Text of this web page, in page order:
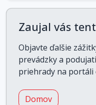
Zaujal vás
Objavte ďalšie
prevádzky a
priehrady na portáli
Domov